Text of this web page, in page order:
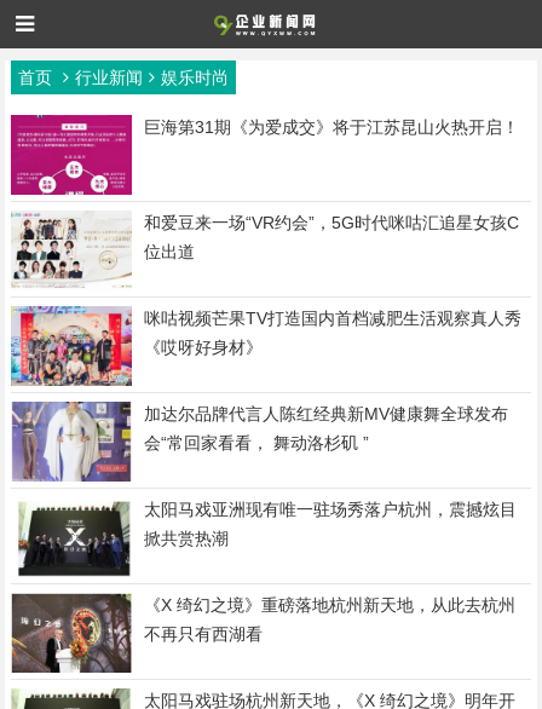
首页 行业新闻 娱乐时尚
巨海第31期《为爱成交》将于江苏昆山火热开启！
和爱豆来一场“VR约会”，5G时代咪咕汇追星女孩C
位出道
咪咕视频芒果TV打造国内首档减肥生活观察真人秀
《哎呀好身材》
加达尔品牌代言人陈红经典新MV健康舞全球发布
会“常回家看看， 舞动洛杉矶 ”
太阳马戏亚洲现有唯一驻场秀落户杭州，震撼炫目
掀共赏热潮
《X 绮幻之境》重磅落地杭州新天地，从此去杭州
不再只有西湖看
太阳马戏驻场杭州新天地，《X 绮幻之境》明年开